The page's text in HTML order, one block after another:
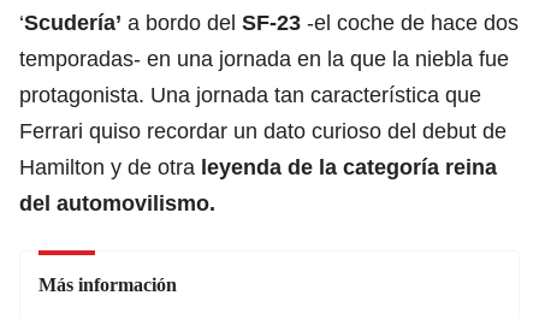
‘Scudería’ a bordo del SF-23 -el coche de hace dos
temporadas- en una jornada en la que la niebla fue
protagonista. Una jornada tan característica que
Ferrari quiso recordar un dato curioso del debut de
Hamilton y de otra leyenda de la categoría reina
del automovilismo.
Más información